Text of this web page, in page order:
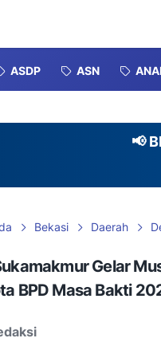
ASDP ASN
📢
Bekasi Daerah
Gelar
BPD Masa Bakti